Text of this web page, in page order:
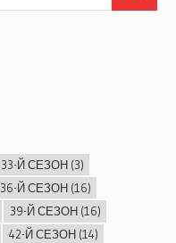
33-Й СЕЗОН(3)
36-Й СЕЗОН(16)
39-Й СЕЗОН(16)
42-Й СЕЗОН(14)